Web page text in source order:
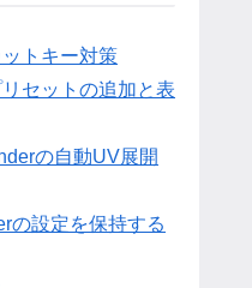
トキー対策
セットの追加と表
の自動UV展開
の設定を保持する